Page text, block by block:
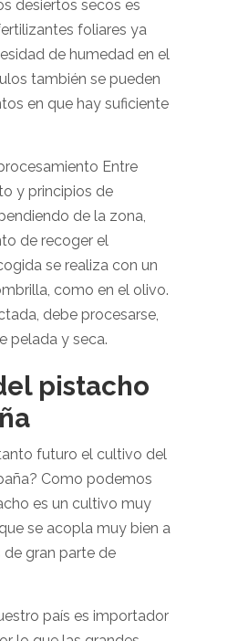
desiertos secos es
foliares ya
de humedad en el
también se pueden
en que hay suficiente
Entre
y principios de
de la zona,
de recoger el
se realiza con un
como en el olivo.
debe procesarse,
pelada y seca.
pistacho
futuro el cultivo del
Como podemos
es un cultivo muy
se acopla muy bien a
gran parte de
país es importador